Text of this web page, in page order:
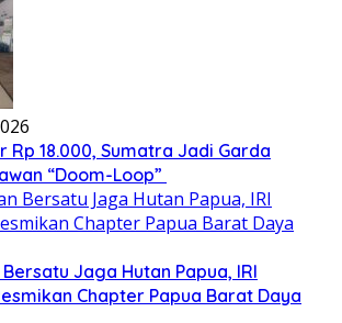
Rp 18.000, Sumatra Jadi Garda
“Doom-Loop”
Jaga Hutan Papua, IRI
Chapter Papua Barat Daya